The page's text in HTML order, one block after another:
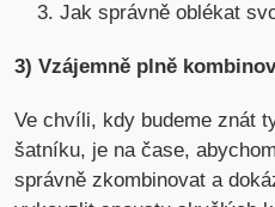
Jak správně oblékat
3) Vzájemně plně
Ve chvíli, kdy budeme znát
šatníku, je na čase,
správně zkombinovat a